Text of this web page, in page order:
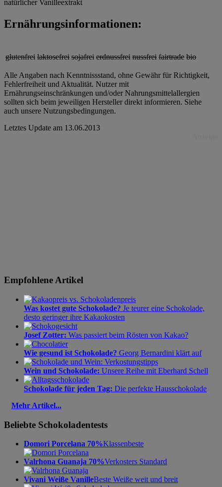
natürlicher Vanilleextrakt
Ernährungsinformationen:
glutenfrei laktosefrei sojafrei erdnussfrei nussfrei fairtrade bio
Alle Angaben nach Kenntnissstand, ohne Gewähr für Richtigkeit,
Fehlerfreiheit und Aktualität. Nutzer mit
Ernährungseinschränkungen und/oder Nahrungsmittelallergien
sollten sich beim jeweiligen Hersteller direkt informieren. Siehe
auch unsere Nutzungsbedingungen.
Letztes Update am 13.06.2013
Empfohlene Artikel
Was kostet gute Schokolade? Je teurer eine Schokolade,
desto geringer ihre Kakaokosten
Josef Zotter: Was passiert beim Rösten von Kakao?
Wie gesund ist Schokolade? Georg Bernardini klärt auf
Wein und Schokolade: Unsere Reihe mit Eberhard Schell
Schokolade für jeden Tag: Die perfekte Hausschokolade
Mehr Artikel...
Beliebte Schokoladentests
Domori Porcelana 70%Klassenbeste
Valrhona Guanaja 70%Verkosters Standard
Vivani Weiße VanilleBeste Weiße weit und breit